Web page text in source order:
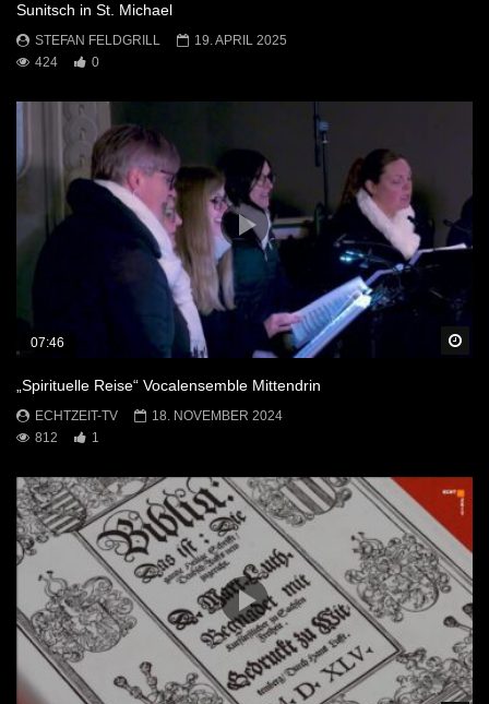
Sunitsch in St. Michael
STEFAN FELDGRILL
19. APRIL 2025
424
0
07:46
„Spirituelle Reise“ Vocalensemble Mittendrin
ECHTZEIT-TV
18. NOVEMBER 2024
812
1